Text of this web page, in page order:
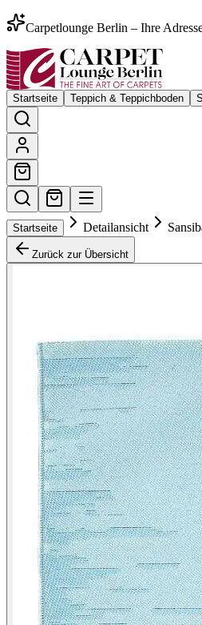
Carpetlounge Berlin – Ihre
Startseite Teppich & Teppichboden
Startseite Detailansicht
Zurück zur Übersicht